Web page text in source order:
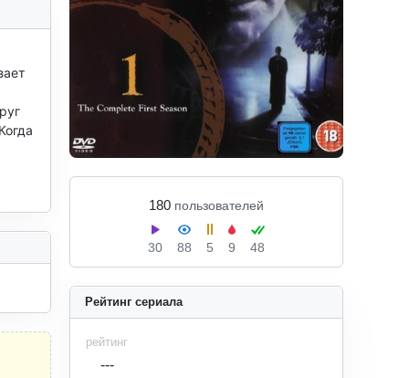
180 пользователей
30 88 5 9 48
Рейтинг сериала
рейтинг
---